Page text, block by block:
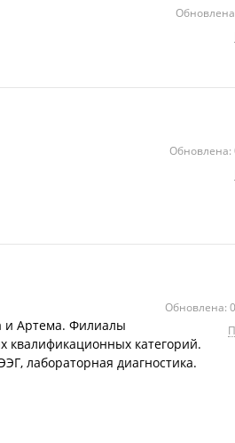
Обновлена:
Обновлена:
и Артема. Филиалы
квалификационных категорий.
лабораторная диагностика.